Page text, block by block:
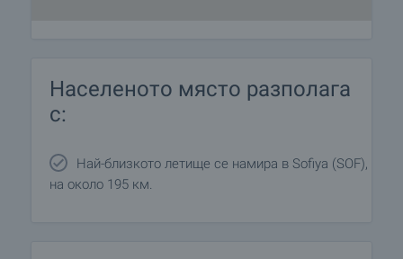
Населеното място разполага
с:
Най-близкото летище се намира в Sofiya (SOF),
на около 195 км.